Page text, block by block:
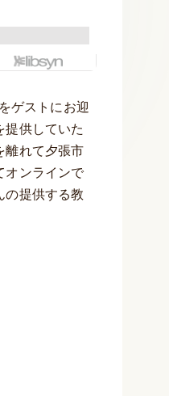
ゲストにお迎
供していた
離れて夕張市
オンラインで
の提供する教